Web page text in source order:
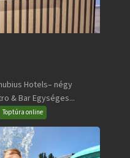
Hotels– négy
& Bar Egységes...
Toptúra online